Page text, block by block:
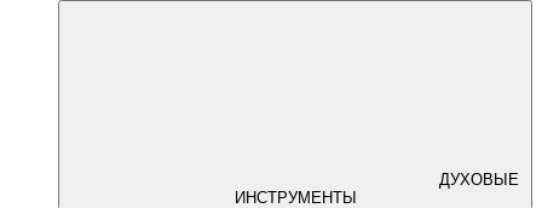
ДУХОВЫЕ
ИНСТРУМЕНТЫ